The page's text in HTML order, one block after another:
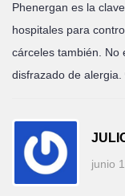
Phenergan es la
hospitales para
cárceles también. No
disfrazado de alergia.
junio